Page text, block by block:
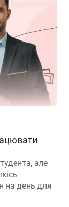
але
на день для